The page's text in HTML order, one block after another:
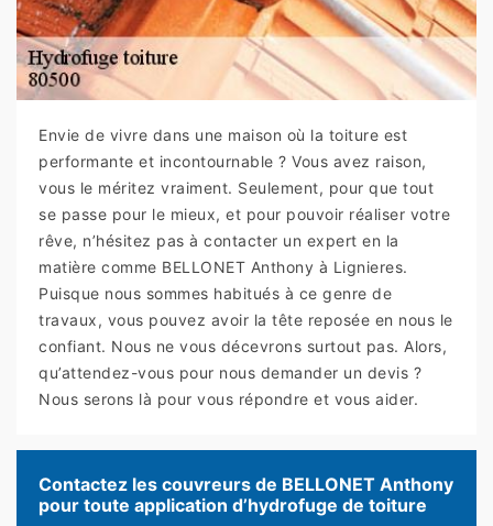
Envie de vivre dans une maison où la toiture est
performante et incontournable ? Vous avez raison,
vous le méritez vraiment. Seulement, pour que tout
se passe pour le mieux, et pour pouvoir réaliser votre
rêve, n’hésitez pas à contacter un expert en la
matière comme BELLONET Anthony à Lignieres.
Puisque nous sommes habitués à ce genre de
travaux, vous pouvez avoir la tête reposée en nous le
confiant. Nous ne vous décevrons surtout pas. Alors,
qu’attendez-vous pour nous demander un devis ?
Nous serons là pour vous répondre et vous aider.
Contactez les couvreurs de BELLONET Anthony
pour toute application d’hydrofuge de toiture